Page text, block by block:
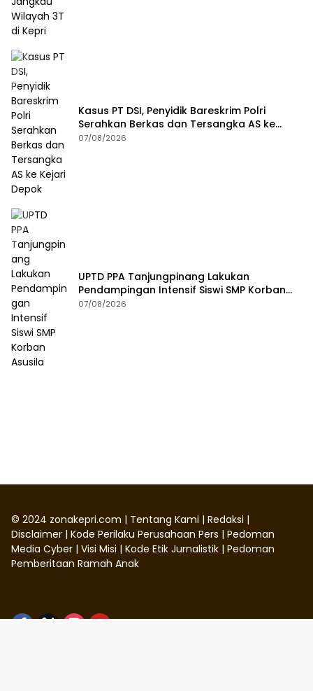
Kasus PT DSI, Penyidik Bareskrim Polri
Serahkan Berkas dan Tersangka AS ke
Kejari Depok
07/08/2026
UPTD PPA Tanjungpinang Lakukan
Pendampingan Intensif Siswi SMP Korban
Asusila
07/08/2026
© 2024 zonakepri.com | Tentang Kami | Redaksi |
Disclaimer | Kode Perilaku Perusahaan Pers | Pedoman
Media Cyber | Visi Misi | Kode Etik Jurnalistik | Pedoman
Pemberitaan Ramah Anak